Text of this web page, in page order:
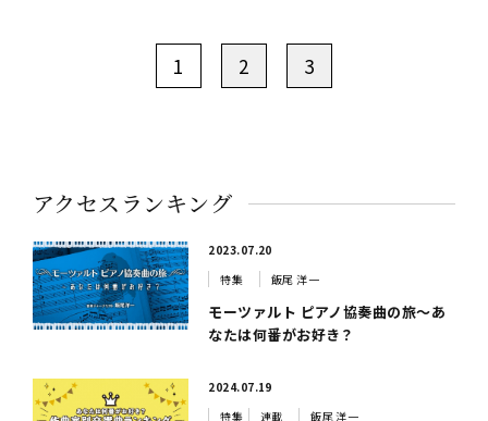
1 2 3
アクセスランキング
2023.07.20
特集
飯尾 洋一
モーツァルト ピアノ協奏曲の旅～あ
なたは何番がお好き？
2024.07.19
特集
連載 飯尾 洋一